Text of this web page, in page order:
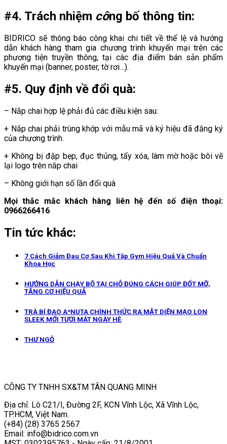
#4. Trách nhiệm công bố thông tin:
BIDRICO sẽ thông báo công khai chi tiết về thể lệ và hướng
dẫn khách hàng tham gia chương trình khuyến mại trên các
phương tiện truyền thông, tại các địa điểm bán sản phẩm
khuyến mại (banner, poster, tờ rơi…).
#5. Quy định về đổi quà:
– Nắp chai hợp lệ phải đủ các điều kiện sau:
+ Nắp chai phải trùng khớp với mẫu mã và ký hiệu đã đăng ký
của chương trình.
+ Không bị đập bẹp, đục thủng, tẩy xóa, làm mờ hoặc bôi vẽ
lại logo trên nắp chai
– Không giới hạn số lần đổi quà
Mọi thắc mắc khách hàng liên hệ đến số điện thoại:
0966266416
Tin tức khác:
7 Cách Giảm Đau Cơ Sau Khi Tập Gym Hiệu Quả Và Chuẩn
Khoa Học
HƯỚNG DẪN CHẠY BỘ TẠI CHỖ ĐÚNG CÁCH GIÚP ĐỐT MỠ,
TĂNG CƠ HIỆU QUẢ
TRÀ BÍ ĐAO A*NUTA CHÍNH THỨC RA MẮT DIỆN MẠO LON
SLEEK MỚI TƯƠI MÁT NGÀY HÈ
THƯ NGỎ
CÔNG TY TNHH SX&TM TÂN QUANG MINH
Địa chỉ: Lô C21/I, Đường 2F, KCN Vĩnh Lộc, Xã Vĩnh Lộc,
TP.HCM, Việt Nam.
(+84) (28) 3765 2567
Email: info@bidrico.com.vn